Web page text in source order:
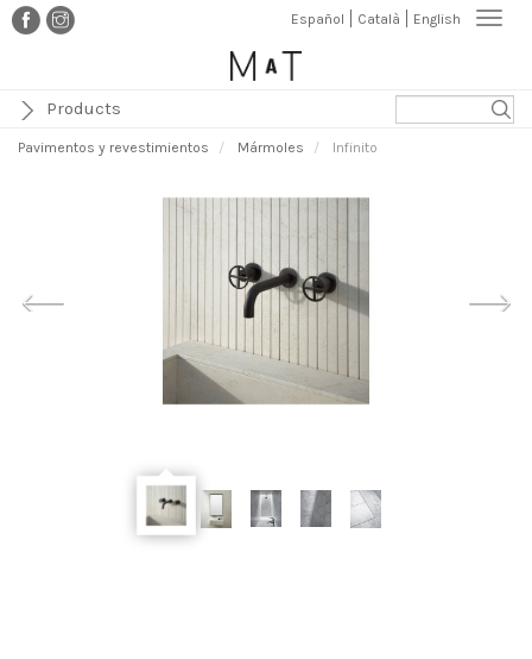
Pasar
al
Español Català English
Products
Pavimentos y revestimientos Mármoles Infinito